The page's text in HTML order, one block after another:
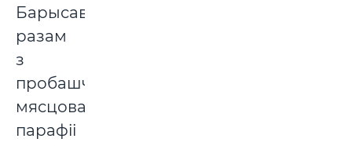
Барысаве,
разам
з
пробашчам
мясцовай
парафіі